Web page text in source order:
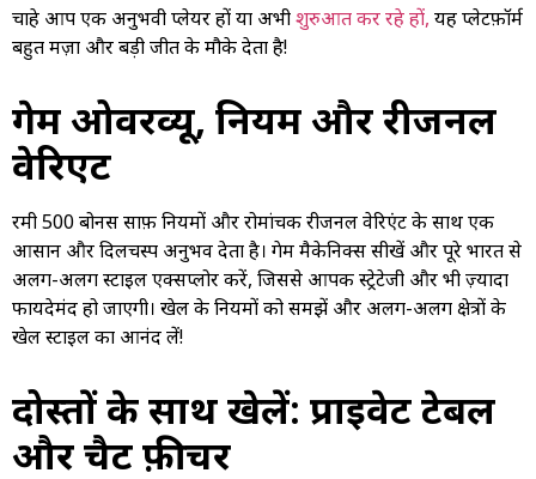
चाहे आप एक अनुभवी प्लेयर हों या अभीशुरुआत कर रहे हों, यह प्लेटफ़ॉर्म
बहुत मज़ा और बड़ी जीत के मौके देता है!
गेम ओवरव्यू, नियम और रीजनल
वेरिएंट
रमी 500 बोनस साफ़ नियमों और रोमांचक रीजनल वेरिएंट के साथ एक
आसान और दिलचस्प अनुभव देता है। गेम मैकेनिक्स सीखें और पूरे भारत से
अलग-अलग स्टाइल एक्सप्लोर करें, जिससे आपकी स्ट्रेटेजी और भी ज़्यादा
फायदेमंद हो जाएगी। खेल के नियमों को समझें और अलग-अलग क्षेत्रों के
खेल स्टाइल का आनंद लें!
दोस्तों के साथ खेलें: प्राइवेट टेबल
और चैट फ़ीचर